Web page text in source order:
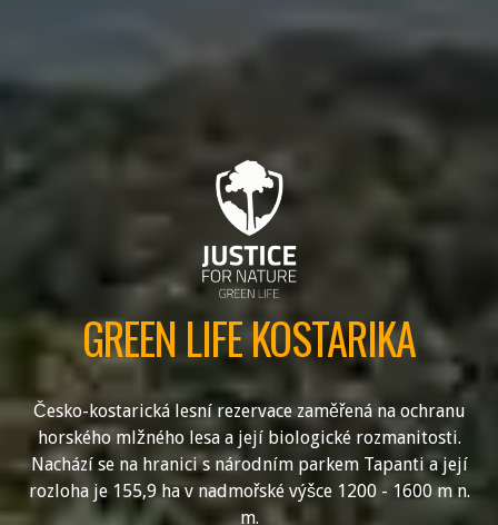
GREEN LIFE KOSTARIKA
Česko-kostarická lesní rezervace zaměřená na ochranu
horského mlžného lesa a její biologické rozmanitosti.
Nachází se na hranici s národním parkem Tapanti a její
rozloha je 155,9 ha v nadmořské výšce 1200 - 1600 m n.
m.